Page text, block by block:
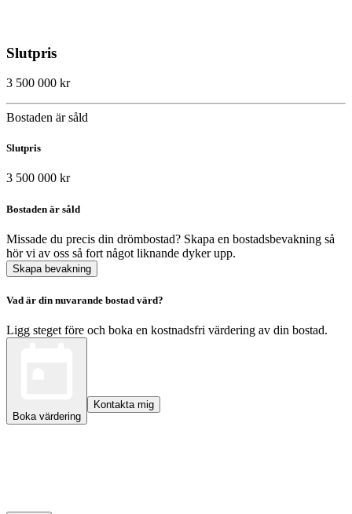
Slutpris
3 500 000 kr
Bostaden är såld
Slutpris
3 500 000 kr
Bostaden är såld
Missade du precis din drömbostad? Skapa en bostadsbevakning så
hör vi av oss så fort något liknande dyker upp.
Skapa bevakning
Vad är din nuvarande bostad värd?
Ligg steget före och boka en kostnadsfri värdering av din bostad.
Boka värdering
Kontakta mig